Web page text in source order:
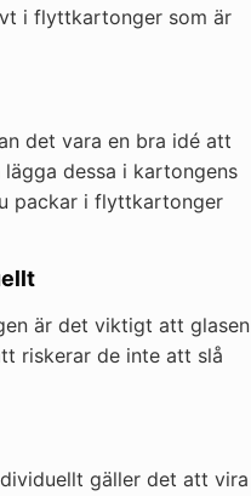
i flyttkartonger som är
det vara en bra idé att
dessa i kartongens
packar i flyttkartonger
är det viktigt att glasen
riskerar de inte att slå
gäller det att vira